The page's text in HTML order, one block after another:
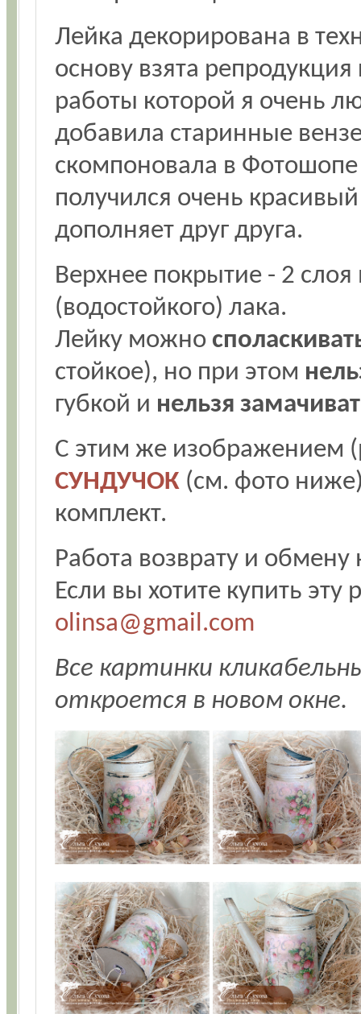
Лейка декорирована в
основу взята
работы которой я очень
добавила старинные
скомпоновала в Фотошопе
получился очень
дополняет друг друга.
Верхнее покрытие - 2 слоя
(водостойкого) лака.
Лейку можно
стойкое), но при этом
губкой и нельзя
С этим же изображением
СУНДУЧОК (см. фото
комплект.
Работа возврату и
Если вы хотите купить
olinsa@gmail.com
Все картинки
откроется в новом окне.